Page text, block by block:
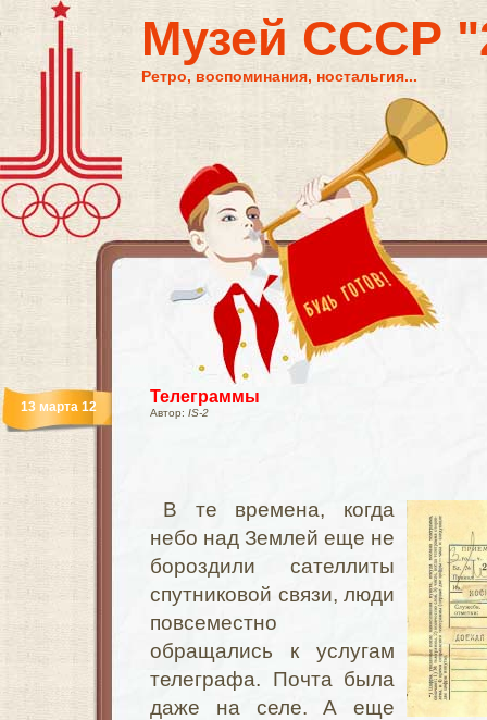
Музей СССР
Ретро, воспоминания, ностальгия...
Телеграммы
Автор: IS-2
13 марта 12
В те времена, когда
небо над Землей еще не
бороздили сателлиты
спутниковой связи, люди
повсеместно
обращались к услугам
телеграфа. Почта была
даже на селе. А еще